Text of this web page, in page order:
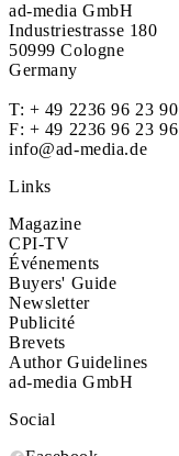
ad-media GmbH
Industriestrasse 180
50999 Cologne
Germany
T: + 49 2236 96 23 90
F: + 49 2236 96 23 96
info@ad-media.de
Links
Magazine
CPI-TV
Événements
Buyers' Guide
Newsletter
Publicité
Brevets
Author Guidelines
ad-media GmbH
Social